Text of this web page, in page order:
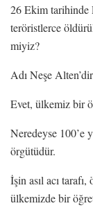
26 Ekim tarihinde
teröristlerce
miyiz?
Adı Neşe
Evet, ülkemiz bir
Neredeyse 100’e
örgütüdür.
İşin asıl acı
ülkemizde bir